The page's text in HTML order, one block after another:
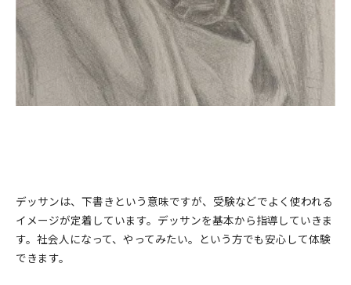
デッサンは、下書きという意味ですが、受験などでよく使われる
イメージが定着しています。デッサンを基本から指導していきま
す。社会人になって、やってみたい。という方でも安心して体験
できます。